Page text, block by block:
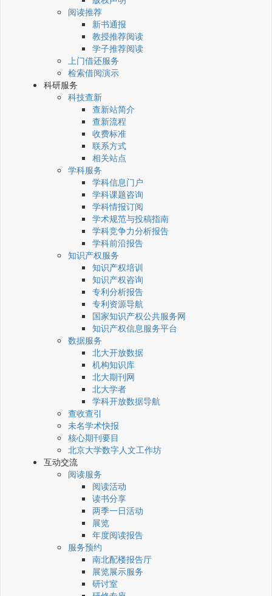
阅读推荐
新书通报
教授推荐阅读
学子推荐阅读
上门借还服务
检索借阅演示
科研服务
科技查新
查新站简介
查新流程
收费标准
联系方式
相关站点
学科服务
学科信息门户
学科课题咨询
学科情报订阅
学术规范与投稿指南
学科竞争力分析报告
学科前沿报告
知识产权服务
知识产权培训
知识产权咨询
专利分析报告
专利资源导航
国家知识产权公共服务网
知识产权信息服务平台
数据服务
北大开放数据
机构知识库
北大期刊网
北大学者
学科开放数据导航
查收查引
未名学术快报
核心期刊要目
北京大学数字人文工作坊
互动交流
阅读服务
阅读活动
读书分享
两季一日活动
展览
年度阅读报告
服务预约
南北配楼报告厅
展览展示服务
研讨室